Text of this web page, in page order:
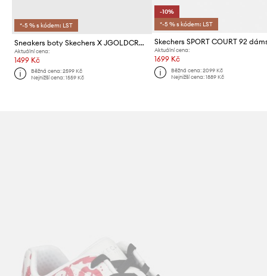
*-5 % s kódem: LST
Sneakers boty Skechers X JGOLDCROWN
Aktuální cena:
1499 Kč
Běžná cena:2599 Kč
Nejnižší cena:1559 Kč
-10%
*-5 % s kódem: LST
Aktuální cena:
1699 Kč
Běžná cena: 2099 Kč
Nejnižší cena: 1889 Kč